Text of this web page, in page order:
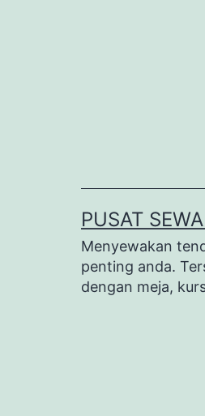
PUSAT
Menyewakan
penting anda.
dengan meja,